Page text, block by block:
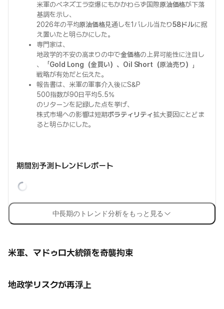
米軍のベネズエラ空爆にもかかわらず国際原油価格が下落
基調を示し、
2026年の平均原油価格見通しを1バレル当たり58ドルに据
え置いたと明らかにした。
専門家は、
地政学的不安の高まりの中で金価格の上昇可能性に注目し
、「Gold Long（金買い）、Oil Short（原油売り）
」
戦略が有効だと伝えた。
報告書は、米軍の軍事介入後にS&P
500指数が90日平均5.5%
のリターンを記録した点を挙げ、
株式市場への影響は短期ボラティリティ拡大要因にとどま
ると明らかにした。
期間別予測トレンドレポート
中長期のトレンド分析をもっと見る
米軍、マドゥロ大統領を奇襲拘束
地政学リスクが再浮上